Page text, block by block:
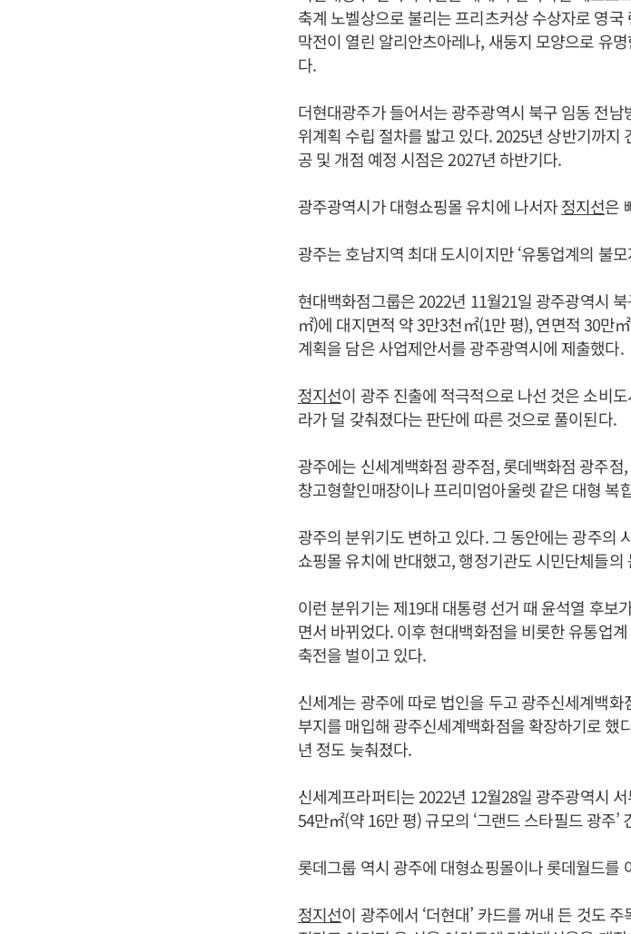
축계 노벨상으로 불리는 프리츠커상 수상자로 영
막전이 열린 알리안츠아레나, 새둥지 모양으로 유
다.
더현대광주가 들어서는 광주광역시 북구 임동 전
위계획 수립 절차를 밟고 있다. 2025년 상반기까지
공 및 개점 예정 시점은 2027년 하반기다.
광주광역시가 대형쇼핑몰 유치에 나서자정지선은
광주는 호남지역 최대 도시이지만 ‘유통업계의 불
현대백화점그룹은 2022년 11월21일 광주광역시
㎡)에 대지면적 약 3만3천㎡(1만 평), 연면적 30만
계획을 담은 사업제안서를 광주광역시에 제출했다.
정지선이 광주 진출에 적극적으로 나선 것은 소비
라가 덜 갖춰졌다는 판단에 따른 것으로 풀이된다.
광주에는 신세계백화점 광주점, 롯데백화점 광주
창고형할인매장이나 프리미엄아울렛 같은 대형 복
광주의 분위기도 변하고 있다. 그 동안에는 광주의
쇼핑몰 유치에 반대했고, 행정기관도 시민단체들
이런 분위기는 제19대 대통령 선거 때 윤석열 후보
면서 바뀌었다. 이후 현대백화점을 비롯한 유통업
축전을 벌이고 있다.
신세계는 광주에 따로 법인을 두고 광주신세계백
부지를 매입해 광주신세계백화점을 확장하기로 했
년 정도 늦춰졌다.
신세계프라퍼티는 2022년 12월28일 광주광역시
54만㎡(약 16만 평) 규모의 ‘그랜드 스타필드 광주
롯데그룹 역시 광주에 대형쇼핑몰이나 롯데월드를
정지선이 광주에서 ‘더현대’ 카드를 꺼내 든 것도